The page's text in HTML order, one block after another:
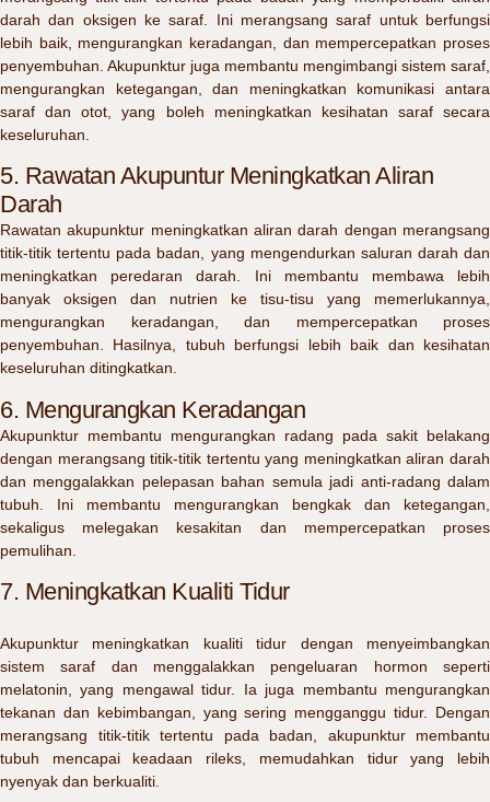
darah dan oksigen ke saraf. Ini merangsang saraf untuk berfungsi
lebih baik, mengurangkan keradangan, dan mempercepatkan proses
penyembuhan. Akupunktur juga membantu mengimbangi sistem saraf,
mengurangkan ketegangan, dan meningkatkan komunikasi antara
saraf dan otot, yang boleh meningkatkan kesihatan saraf secara
keseluruhan.
5. Rawatan Akupuntur Meningkatkan Aliran
Darah
Rawatan akupunktur meningkatkan aliran darah dengan merangsang
titik-titik tertentu pada badan, yang mengendurkan saluran darah dan
meningkatkan peredaran darah. Ini membantu membawa lebih
banyak oksigen dan nutrien ke tisu-tisu yang memerlukannya,
mengurangkan keradangan, dan mempercepatkan proses
penyembuhan. Hasilnya, tubuh berfungsi lebih baik dan kesihatan
keseluruhan ditingkatkan.
6. Mengurangkan Keradangan
Akupunktur membantu mengurangkan radang pada sakit belakang
dengan merangsang titik-titik tertentu yang meningkatkan aliran darah
dan menggalakkan pelepasan bahan semula jadi anti-radang dalam
tubuh. Ini membantu mengurangkan bengkak dan ketegangan,
sekaligus melegakan kesakitan dan mempercepatkan proses
pemulihan.
7. Meningkatkan Kualiti Tidur
Akupunktur meningkatkan kualiti tidur dengan menyeimbangkan
sistem saraf dan menggalakkan pengeluaran hormon seperti
melatonin, yang mengawal tidur. Ia juga membantu mengurangkan
tekanan dan kebimbangan, yang sering mengganggu tidur. Dengan
merangsang titik-titik tertentu pada badan, akupunktur membantu
tubuh mencapai keadaan rileks, memudahkan tidur yang lebih
nyenyak dan berkualiti.